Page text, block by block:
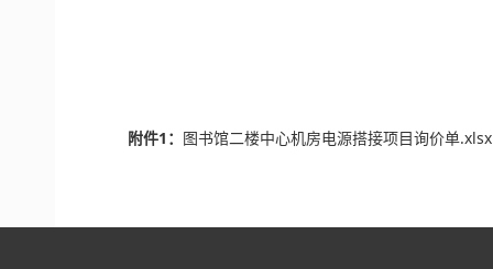
附件1： 图书馆二楼中心机房电源搭接项目询价单